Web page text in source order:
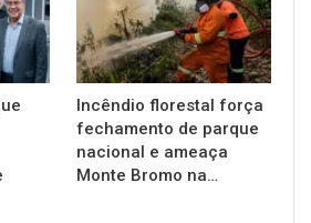
Incêndio florestal força
fechamento de parque
nacional e ameaça
Monte Bromo na…